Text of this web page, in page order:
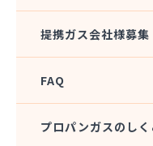
提携ガス会社様募集
FAQ
プロパンガスのし